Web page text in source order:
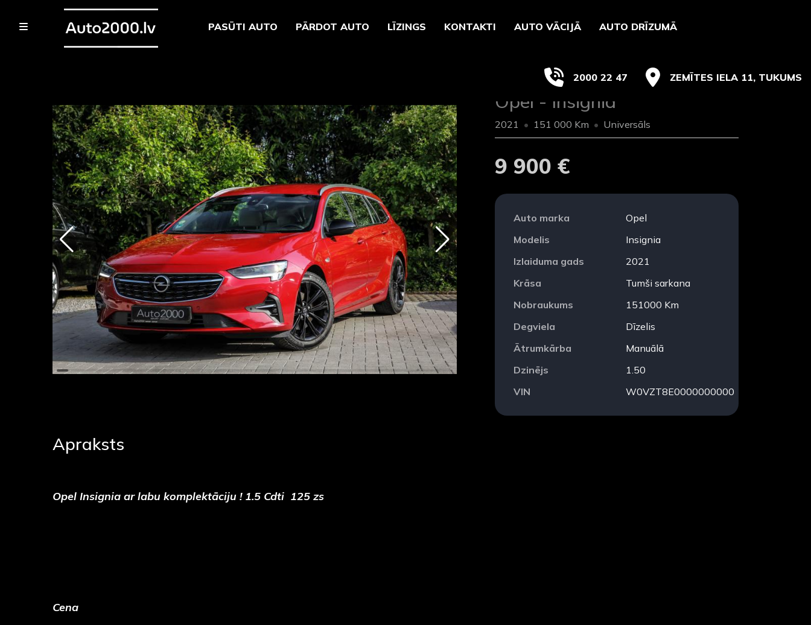
PASŪTI AUTO PĀRDOT AUTO LĪZINGS KONTAKTI AUTO VĀCIJĀ AUTO DRĪZUMĀ
2000 22 47 ZEMĪTES IELA 11, TUKUMS
Opel - Insignia
2021 151 000 Km Universāls
9 900 €
Auto marka
Opel
Modelis
Insignia
Izlaiduma gads
2021
Krāsa
Tumši sarkana
Nobraukums
151000 Km
Degviela
Dīzelis
Ātrumkārba
Manuālā
Dzinējs
1.50
VIN
W0VZT8E0000000000
Apraksts
Opel Insignia ar labu komplektāciju ! 1.5 Cdti 125 zs
Cena